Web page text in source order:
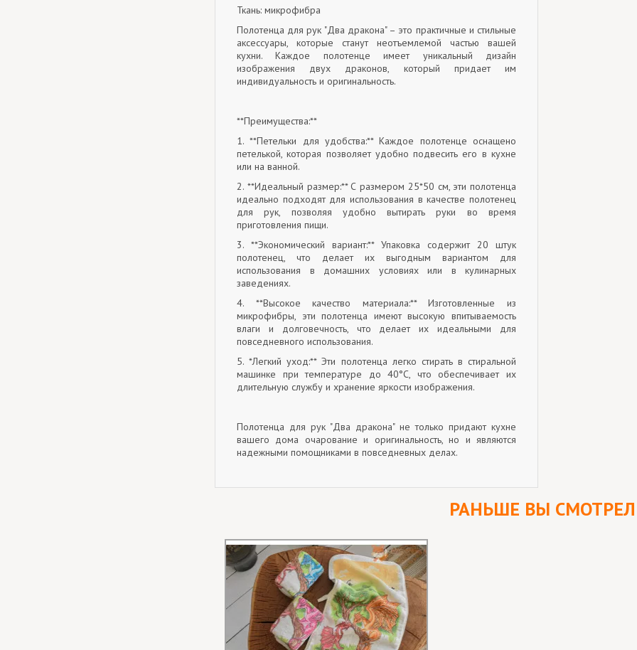
Ткань: микрофибра
Полотенца для рук "Два дракона" – это практичные и стильные
аксессуары, которые станут неотъемлемой частью вашей
кухни. Каждое полотенце имеет уникальный дизайн
изображения двух драконов, который придает им
индивидуальность и оригинальность.
**Преимущества:**
1. **Петельки для удобства:** Каждое полотенце оснащено
петелькой, которая позволяет удобно подвесить его в кухне
или на ванной.
2. **Идеальный размер:** С размером 25*50 см, эти полотенца
идеально подходят для использования в качестве полотенец
для рук, позволяя удобно вытирать руки во время
приготовления пищи.
3. **Экономический вариант:** Упаковка содержит 20 штук
полотенец, что делает их выгодным вариантом для
использования в домашних условиях или в кулинарных
заведениях.
4. **Высокое качество материала:** Изготовленные из
микрофибры, эти полотенца имеют высокую впитываемость
влаги и долговечность, что делает их идеальными для
повседневного использования.
5. *Легкий уход:** Эти полотенца легко стирать в стиральной
машинке при температуре до 40°C, что обеспечивает их
длительную службу и хранение яркости изображения.
Полотенца для рук "Два дракона" не только придают кухне
вашего дома очарование и оригинальность, но и являются
надежными помощниками в повседневных делах.
РАНЬШЕ ВЫ